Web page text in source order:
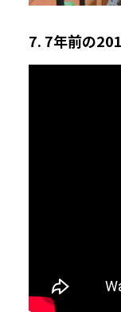
7. 7年前の